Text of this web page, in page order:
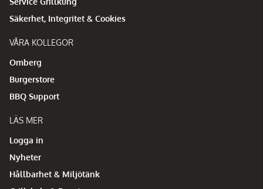
Säkerhet, Integritet & Cookies
VÅRA KOLLEGOR
Omberg
Burgerstore
BBQ Support
LÄS MER
Logga in
Nyheter
Hållbarhet & Miljötänk